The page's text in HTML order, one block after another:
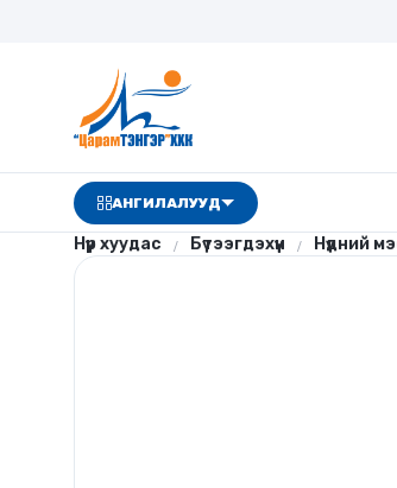
АНГИЛАЛУУД
Нүүр хуудас Бүтээгдэхүүн Нүдний